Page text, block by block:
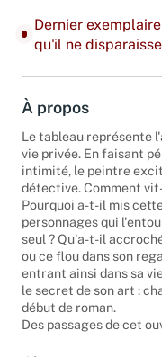
Dernier
qu'il ne disparaisse.
À propos
Le tableau représente
vie privée. En faisant
intimité, le peintre
détective. Comment
Pourquoi a-t-il mis
personnages qui
seul ? Qu'a-t-il
ou ce flou dans son
entrant ainsi dans sa
le secret de son art :
début de roman.
Des passages de cet